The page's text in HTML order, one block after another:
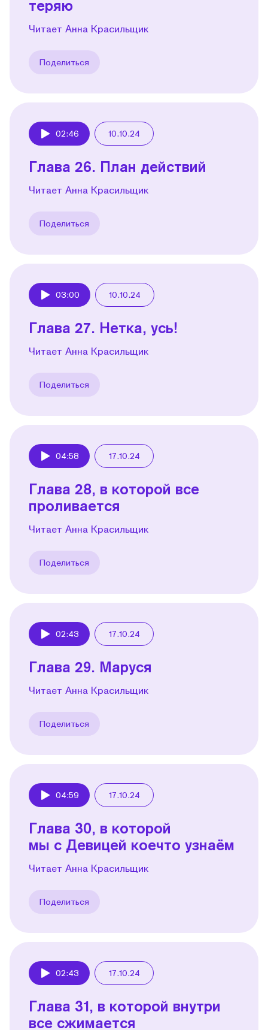
теряю
Читает Анна Красильщик
Поделиться
02:46 10.10.24
Глава 26. План действий
Читает Анна Красильщик
Поделиться
03:00 10.10.24
Глава 27. Нетка, усь!
Читает Анна Красильщик
Поделиться
04:58 17.10.24
Глава 28, в которой все
проливается
Читает Анна Красильщик
Поделиться
02:43 17.10.24
Глава 29. Маруся
Читает Анна Красильщик
Поделиться
04:59 17.10.24
Глава 30, в которой
мы с Девицей коечто узнаём
Читает Анна Красильщик
Поделиться
02:43 17.10.24
Глава 31, в которой внутри
все сжимается